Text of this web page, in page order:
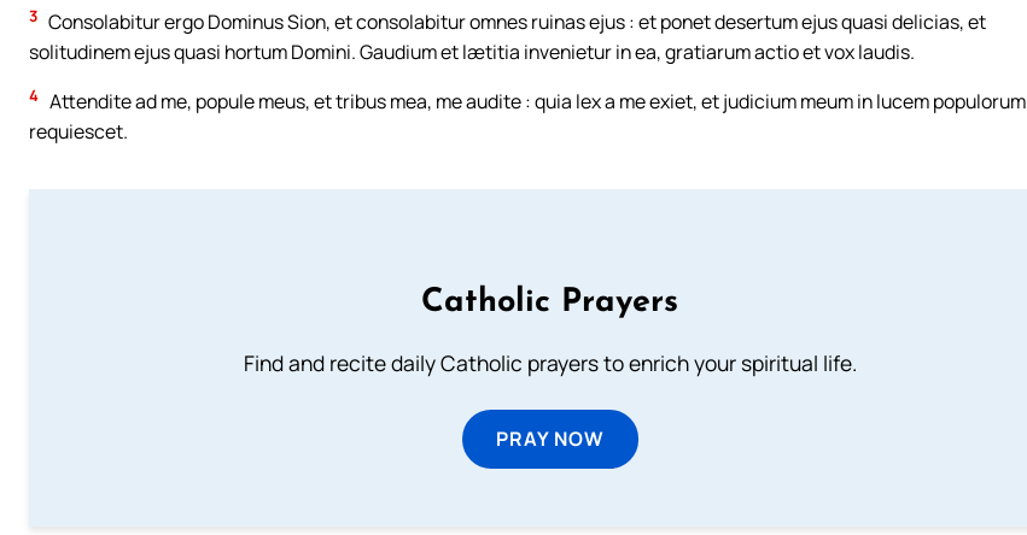
3 Consolabitur ergo Dominus Sion, et consolabitur omnes ruinas ejus : et ponet desertum ejus quasi delicias, et
solitudinem ejus quasi hortum Domini. Gaudium et lætitia invenietur in ea, gratiarum actio et vox laudis.
4 Attendite ad me, popule meus, et tribus mea, me audite : quia lex a me exiet, et judicium meum in lucem populorum
requiescet.
Catholic Prayers
Find and recite daily Catholic prayers to enrich your spiritual life.
PRAY NOW